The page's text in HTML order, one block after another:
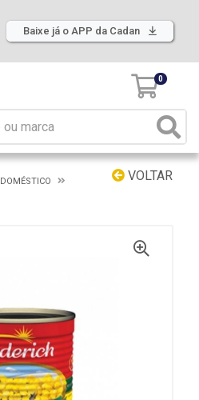
Baixe já o APP da Cadan
0
VOLTAR
DOMÉSTICO